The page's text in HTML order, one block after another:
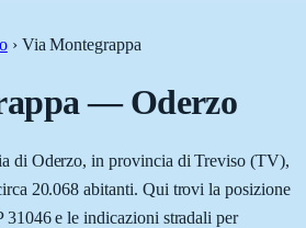
› Via Montegrappa
—Oderzo
di Oderzo, in provincia di Treviso (TV),
20.068 abitanti. Qui trovi la posizione
31046 e le indicazioni stradali per